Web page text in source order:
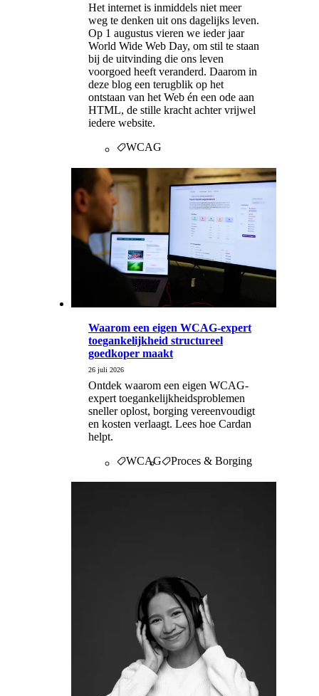
Het internet is inmiddels niet meer
weg te denken uit ons dagelijks leven.
Op 1 augustus vieren we ieder jaar
World Wide Web Day, om stil te staan
bij de uitvinding die ons leven
voorgoed heeft veranderd. Daarom in
deze blog een terugblik op het
ontstaan van het Web én een ode aan
HTML, de stille kracht achter vrijwel
iedere website.
WCAG
Waarom een eigen WCAG-expert
toegankelijkheid structureel
goedkoper maakt
26 juli 2026
Ontdek waarom een eigen WCAG-
expert toegankelijkheidsproblemen
sneller oplost, borging vereenvoudigt
en kosten verlaagt. Lees hoe Cardan
helpt.
WCAG
Proces & Borging